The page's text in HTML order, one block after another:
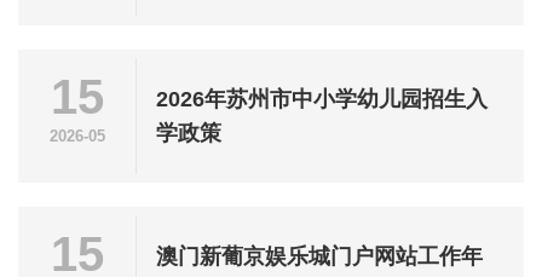
15
2026-05
2026年苏州市中小学幼儿园招生入
学政策
15
澳门新葡京娱乐城门户网站工作年